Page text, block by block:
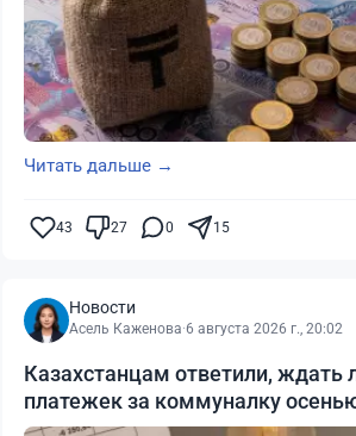
Читать дальше →
43 27 0 15
Новости
Асель Каженова·6 августа 2026 г., 20:02
Казахстанцам ответили, ждать
платежек за коммуналку